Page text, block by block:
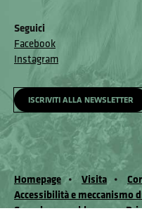
Seguici
Facebook
Instagram
ISCRIVITI ALLA NEWSLETTER
Homepage Visita
Accessibilità e meccanismo
Segnala un problema